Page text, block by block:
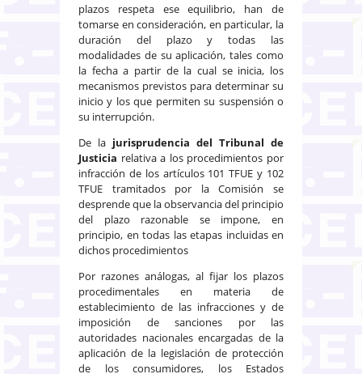
plazos respeta ese equilibrio, han de
tomarse en consideración, en particular, la
duración del plazo y todas las
modalidades de su aplicación, tales como
la fecha a partir de la cual se inicia, los
mecanismos previstos para determinar su
inicio y los que permiten su suspensión o
su interrupción.
De la jurisprudencia del Tribunal de
Justicia relativa a los procedimientos por
infracción de los artículos 101 TFUE y 102
TFUE tramitados por la Comisión se
desprende que la observancia del principio
del plazo razonable se impone, en
principio, en todas las etapas incluidas en
dichos procedimientos
Por razones análogas, al fijar los plazos
procedimentales en materia de
establecimiento de las infracciones y de
imposición de sanciones por las
autoridades nacionales encargadas de la
aplicación de la legislación de protección
de los consumidores, los Estados